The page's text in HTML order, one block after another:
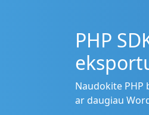
PHP
Naudokite PHP
ar daugiau